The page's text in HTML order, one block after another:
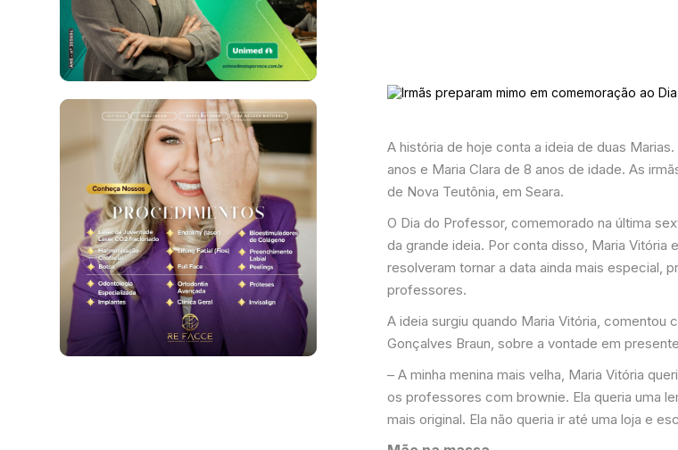
A história de hoje conta a ideia de duas
anos e Maria Clara de 8 anos de idade. As
de Nova Teutônia, em Seara.
O Dia do Professor, comemorado na última
da grande ideia. Por conta disso, Maria Vitória
resolveram tornar a data ainda mais especial,
professores.
A ideia surgiu quando Maria Vitória, comentou
Gonçalves Braun, sobre a vontade em
– A minha menina mais velha, Maria Vitória
os professores com brownie. Ela queria uma
mais original. Ela não queria ir até uma loja e